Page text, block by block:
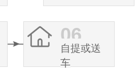
06
自提或送
车